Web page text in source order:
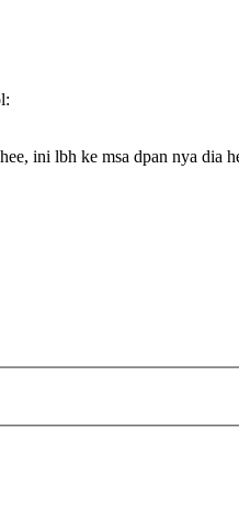
ini lbh ke msa dpan nya dia